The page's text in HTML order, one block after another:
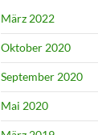
März 2022
Oktober 2020
September 2020
Mai 2020